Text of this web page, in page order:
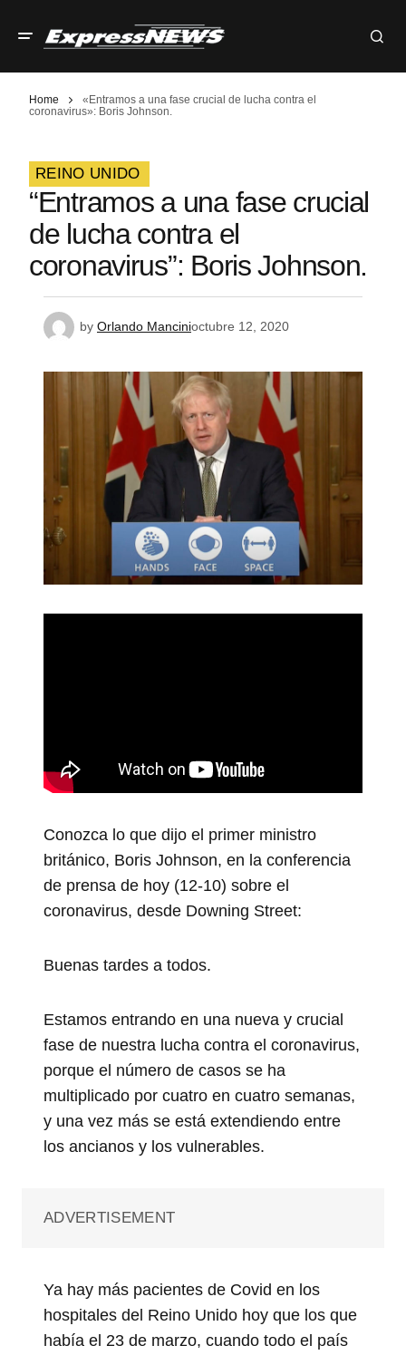
Home
«Entramos a una fase crucial de lucha contra el
coronavirus»: Boris Johnson.
REINO UNIDO
“Entramos a una fase crucial
de lucha contra el
coronavirus”: Boris Johnson.
by Orlando Mancinioctubre 12, 2020
Conozca lo que dijo el primer ministro
británico, Boris Johnson, en la conferencia
de prensa de hoy (12-10) sobre el
coronavirus, desde Downing Street:
Buenas tardes a todos.
Estamos entrando en una nueva y crucial
fase de nuestra lucha contra el coronavirus,
porque el número de casos se ha
multiplicado por cuatro en cuatro semanas,
y una vez más se está extendiendo entre
los ancianos y los vulnerables.
ADVERTISEMENT
Ya hay más pacientes de Covid en los
hospitales del Reino Unido hoy que los que
había el 23 de marzo, cuando todo el país